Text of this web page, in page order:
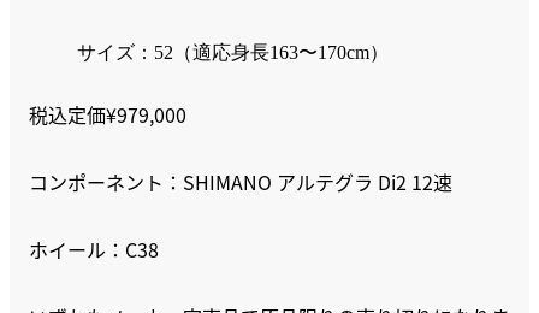
サイズ：52（適応身長163〜170cm）
税込定価¥979,000
コンポーネント：SHIMANO アルテグラ Di2 12速
ホイール：C38